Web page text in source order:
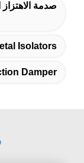
صدمة
Isolators
Damper